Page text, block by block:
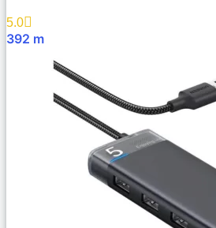
5.0
392 m